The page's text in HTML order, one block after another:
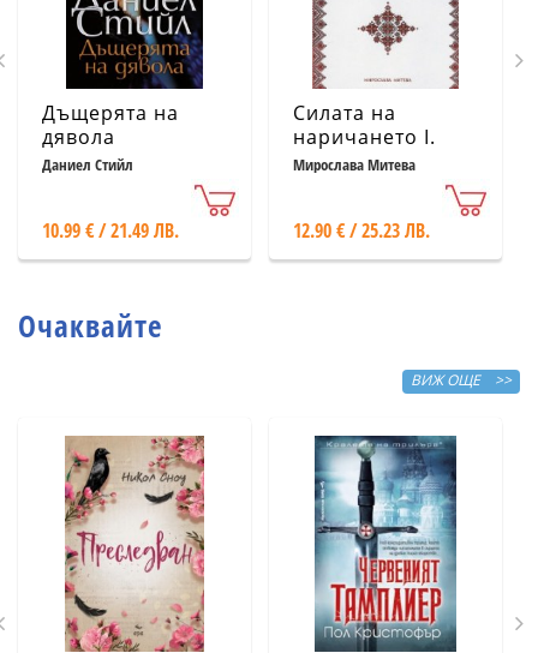
Дъщерята на
дявола
Даниел Стийл
10.99 € / 21.49 ЛВ.
Силата на
наричането І.
Тайната на
български
обичаи, които
Мирослава Митева
12.90 € / 25.23 ЛВ.
Очаквайте
ВИЖ ОЩЕ >>